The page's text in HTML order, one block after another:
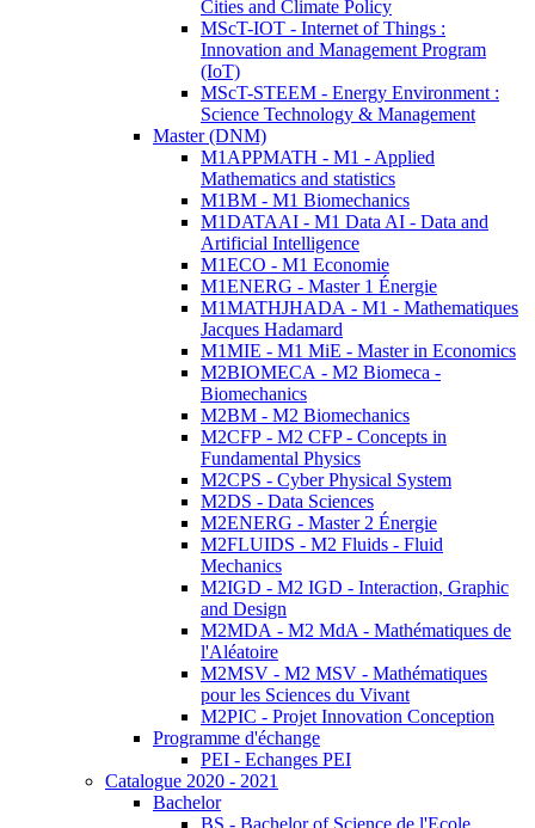
Cities and Climate Policy
MScT-IOT - Internet of Things :
Innovation and Management Program
(IoT)
MScT-STEEM - Energy Environment :
Science Technology & Management
Master (DNM)
M1APPMATH - M1 - Applied
Mathematics and statistics
M1BM - M1 Biomechanics
M1DATAAI - M1 Data AI - Data and
Artificial Intelligence
M1ECO - M1 Economie
M1ENERG - Master 1 Énergie
M1MATHJHADA - M1 - Mathematiques
Jacques Hadamard
M1MIE - M1 MiE - Master in Economics
M2BIOMECA - M2 Biomeca -
Biomechanics
M2BM - M2 Biomechanics
M2CFP - M2 CFP - Concepts in
Fundamental Physics
M2CPS - Cyber Physical System
M2DS - Data Sciences
M2ENERG - Master 2 Énergie
M2FLUIDS - M2 Fluids - Fluid
Mechanics
M2IGD - M2 IGD - Interaction, Graphic
and Design
M2MDA - M2 MdA - Mathématiques de
l'Aléatoire
M2MSV - M2 MSV - Mathématiques
pour les Sciences du Vivant
M2PIC - Projet Innovation Conception
Programme d'échange
PEI - Echanges PEI
Catalogue 2020 - 2021
Bachelor
BS - Bachelor of Science de l'Ecole